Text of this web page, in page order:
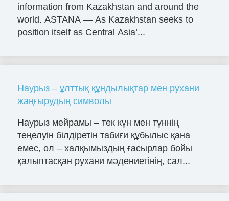
information from Kazakhstan and around the
world. ASTANA — As Kazakhstan seeks to
position itself as Central Asia’...
Наурыз – ұлттық құндылықтар мен рухани
жаңғырудың символы
Наурыз мейрамы – тек күн мен түннің
теңелуін білдіретін табиғи құбылыс қана
емес, ол – халқымыздың ғасырлар бойы
қалыптасқан рухани мәдениетінің, сал...